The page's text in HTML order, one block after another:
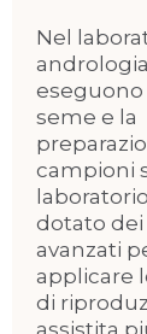
Nel
eseguono
seme e la
campioni
dotato
avanzati
applicare
di
assistita